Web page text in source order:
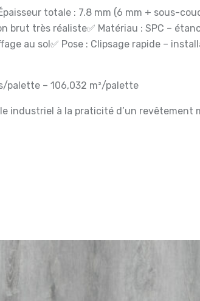
totale : 7.8 mm (6 mm + sous-
brut très réaliste✅ Matériau : SPC –
au sol✅ Pose : Clipsage rapide –
palette – 106,032 m²/palette
industriel à la praticité d’un